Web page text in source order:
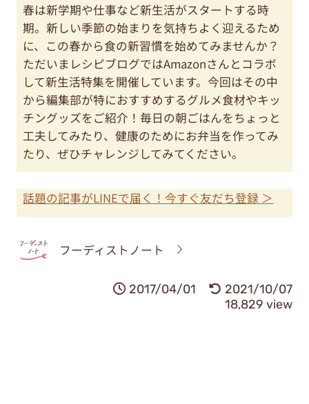
春は新学期や仕事など新生活がスタートする時
期。新しい季節の始まりを気持ちよく迎えるため
に、この春から食の新習慣を始めてみませんか？
ただいまレシピブログではAmazonさんとコラボ
して新生活特集を開催しています。今回はその中
から編集部が特におすすめするグルメ食材やキッ
チングッズをご紹介！毎日の朝ごはんをちょっと
工夫してみたり、健康のためにお弁当を作ってみ
たり、ぜひチャレンジしてみてください。
話題の記事がLINEで届く！今すぐ友だち登録 ＞
フーディストノート
2017/04/01
2021/10/07
18,829 view